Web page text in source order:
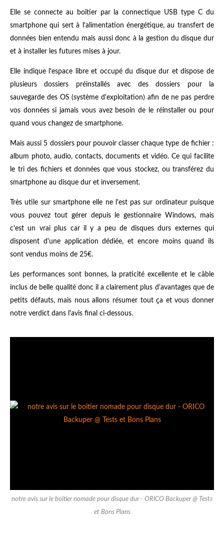
Elle se connecte au boîtier par la connectique USB type C du
smartphone qui sert à l'alimentation énergétique, au transfert de
données bien entendu mais aussi donc à la gestion du disque dur
et à installer les futures mises à jour.
Elle indique l'espace libre et occupé du disque dur et dispose de
plusieurs dossiers préinstallés avec des dossiers pour la
sauvegarde des OS (système d'exploitation) afin de ne pas perdre
vos données si jamais vous avez besoin de le réinstaller ou pour
quand vous changez de smartphone.
Mais aussi 5 dossiers pour pouvoir classer chaque type de fichier :
album photo, audio, contacts, documents et vidéo. Ce qui facilite
le tri des fichiers et données que vous stockez, ou transférez du
smartphone au disque dur et inversement.
Très utile sur smartphone elle ne l'est pas sur ordinateur puisque
vous pouvez tout gérer depuis le gestionnaire Windows, mais
c'est un vrai plus car il y a peu de disques durs externes qui
disposent d'une application dédiée, et encore moins quand ils
sont vendus moins de 25€.
Les performances sont bonnes, la praticité excellente et le câble
inclus de belle qualité donc il a clairement plus d'avantages que de
petits défauts, mais nous allons résumer tout ça et vous donner
notre verdict dans l'avis final ci-dessous.
notre avis sur le boîtier nomade pour disque dur - ORICO Backuper @ Tests
et Bons Plans